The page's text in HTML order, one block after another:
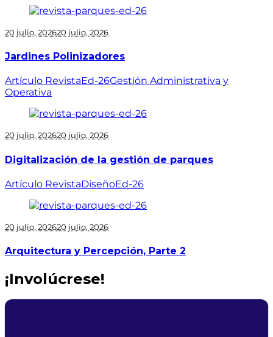
20 julio, 202620 julio, 2026
Jardines Polinizadores
Artículo RevistaEd-26Gestión Administrativa y
Operativa
20 julio, 202620 julio, 2026
Digitalización de la gestión de parques
Artículo RevistaDiseñoEd-26
20 julio, 202620 julio, 2026
Arquitectura y Percepción, Parte 2
¡Involúcrese!